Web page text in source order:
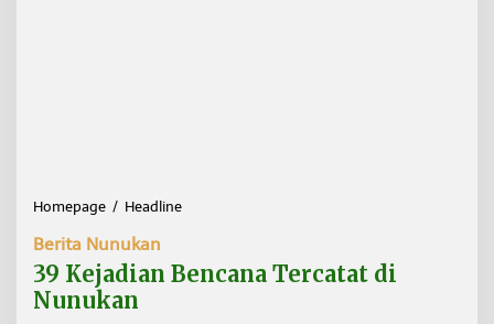
Homepage / Headline
e
j
Berita Nunukan
39 Kejadian Bencana Tercatat di
Nunukan